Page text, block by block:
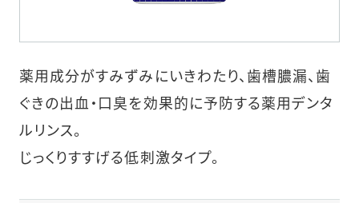
薬用成分がすみずみにいきわたり、歯槽膿漏、歯
ぐきの出血・口臭を効果的に予防する薬用デンタ
ルリンス。
じっくりすすげる低刺激タイプ。